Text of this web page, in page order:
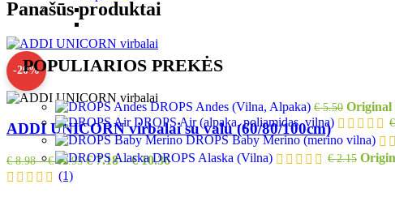
POPULIARIOS PREKĖS
DROPS Andes (Vilna, Alpaka) €5.50 Original
DROPS Air (alpaka, poliamidas, vilna)
€
DROPS Baby Merino (merino vilna)
DROPS Alaska (Vilna)
€2.15
Panašūs produktai
-20%
ADDI UNICORN virbalai su valu (60/80/100cm)
€8.98–€12.95 €7.18–€10.36
(1)